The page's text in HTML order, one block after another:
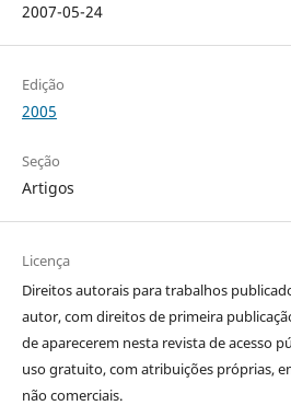
2007-05-24
Edição
2005
Seção
Artigos
Licença
Direitos autorais para trabalhos
autor, com direitos de primeira
de aparecerem nesta revista de acesso
uso gratuito, com atribuições próprias,
não comerciais.